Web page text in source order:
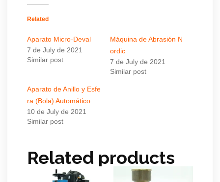
Related
Aparato Micro-Deval
7 de July de 2021
Similar post
Máquina de Abrasión N
ordic
7 de July de 2021
Similar post
Aparato de Anillo y Esfe
ra (Bola) Automático
10 de July de 2021
Similar post
Related products